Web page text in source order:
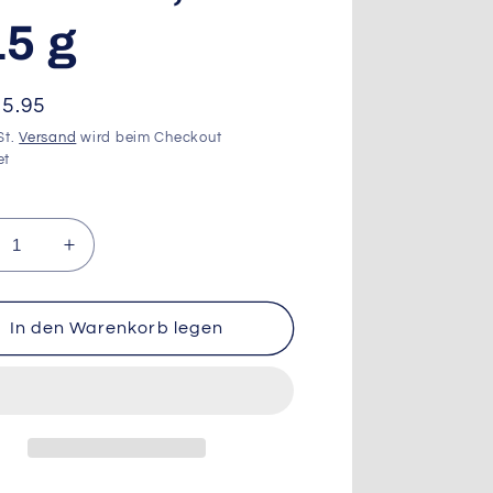
g
Versand wird beim Checkout
Erhöhe
die
Menge
für
Caotina
In den Warenkorb legen